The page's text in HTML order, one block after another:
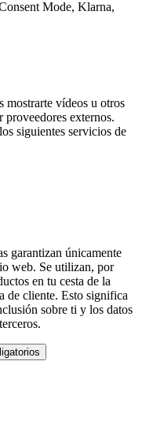
Mode, Klarna,
mostrarte vídeos u otros
externos.
siguientes servicios de
garantizan únicamente
web. Se utilizan, por
en tu cesta de la
de cliente. Esto significa
sobre ti y los datos